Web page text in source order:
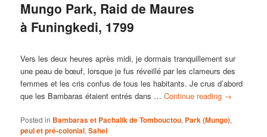
Mungo Park, Raid de Maures
à Funingkedi, 1799
Vers les deux heures après midi, je dormais tranquillement sur
une peau de bœuf, lorsque je fus réveillé par les clameurs des
femmes et les cris confus de tous les habitants. Je crus d’abord
que les Bambaras étaient entrés dans …Continue reading →
Posted in Bambaras et Pachalik de Tombouctou, Park (Mungo),
peul et pré-colonial,Sahel